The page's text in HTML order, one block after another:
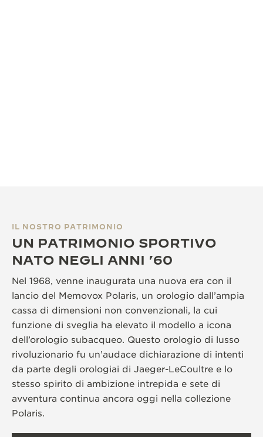
IL NOSTRO PATRIMONIO
UN PATRIMONIO SPORTIVO
NATO NEGLI ANNI ’60
Nel 1968, venne inaugurata una nuova era con il
lancio del Memovox Polaris, un orologio dall’ampia
cassa di dimensioni non convenzionali, la cui
funzione di sveglia ha elevato il modello a icona
dell’orologio subacqueo. Questo orologio di lusso
rivoluzionario fu un’audace dichiarazione di intenti
da parte degli orologiai di Jaeger-LeCoultre e lo
stesso spirito di ambizione intrepida e sete di
avventura continua ancora oggi nella collezione
Polaris.